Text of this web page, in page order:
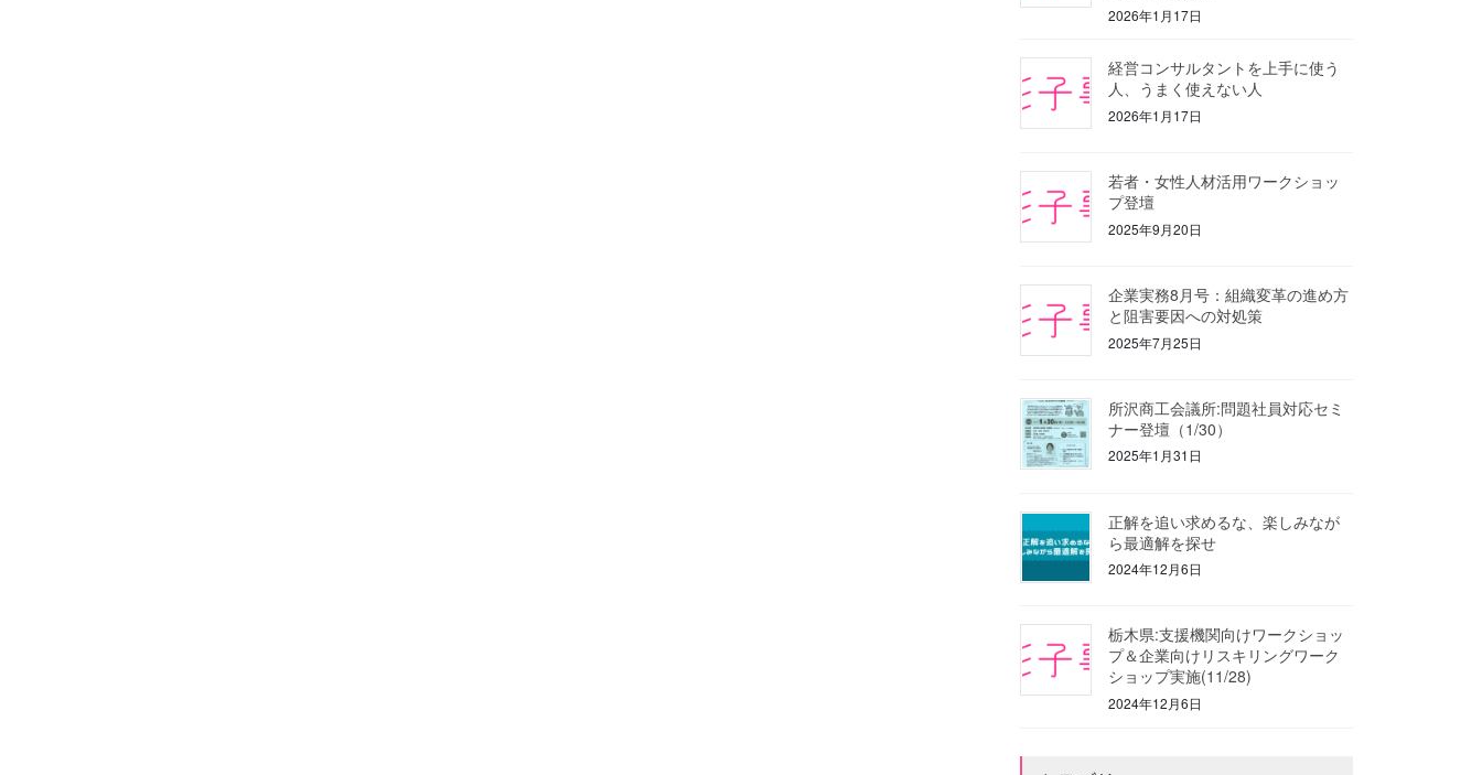
2026年1月17日
経営コンサルタントを上手に使う
人、うまく使えない人
2026年1月17日
若者・女性人材活用ワークショッ
プ登壇
2025年9月20日
企業実務8月号：組織変革の進め方
と阻害要因への対処策
2025年7月25日
所沢商工会議所:問題社員対応セミ
ナー登壇（1/30）
2025年1月31日
正解を追い求めるな、楽しみなが
ら最適解を探せ
2024年12月6日
栃木県:支援機関向けワークショッ
プ＆企業向けリスキリングワーク
ショップ実施(11/28)
2024年12月6日